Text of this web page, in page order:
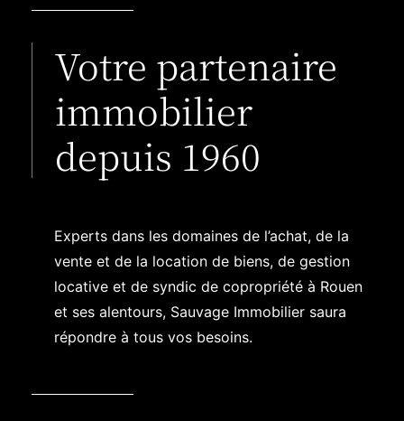
Votre partenaire
immobilier
depuis 1960
Experts dans les domaines de l’achat, de la
vente et de la location de biens, de gestion
locative et de syndic de copropriété à Rouen
et ses alentours, Sauvage Immobilier saura
répondre à tous vos besoins.